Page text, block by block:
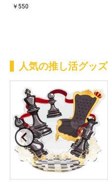
￥550
人気の推し活グッズ